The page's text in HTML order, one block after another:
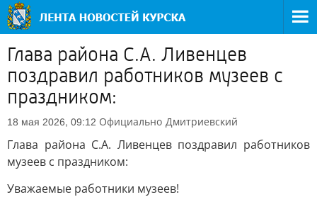
Глава района С.А. Ливенцев
поздравил работников музеев с
праздником:
18 мая 2026, 09:12 Официально Дмитриевский
Глава района С.А. Ливенцев поздравил работников
музеев с праздником:
Уважаемые работники музеев!